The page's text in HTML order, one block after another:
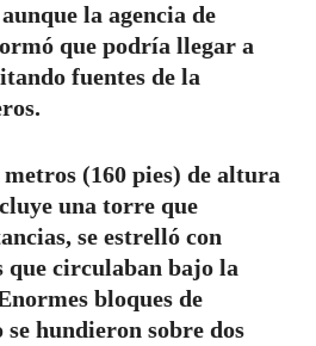
la agencia de
que podría llegar a
fuentes de la
metros (160 pies) de altura
una torre que
se estrelló con
que circulaban bajo la
bloques de
hundieron sobre dos